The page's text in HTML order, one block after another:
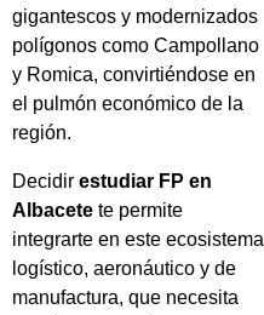
gigantescos y modernizados
polígonos como Campollano
y Romica, convirtiéndose en
el pulmón económico de la
región.
Decidir estudiar FP en
Albacete te permite
integrarte en este ecosistema
logístico, aeronáutico y de
manufactura, que necesita